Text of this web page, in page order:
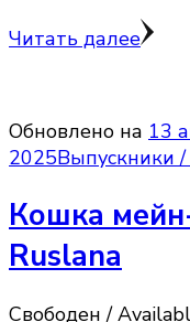
Читать далее
Обновлено на 13
2025Выпускники
Кошка
Ruslana
Свободен /